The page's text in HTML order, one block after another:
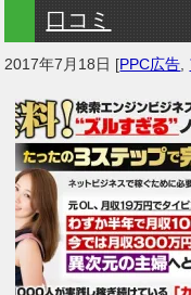
口コミ
2017年7月18日 [PPC広告